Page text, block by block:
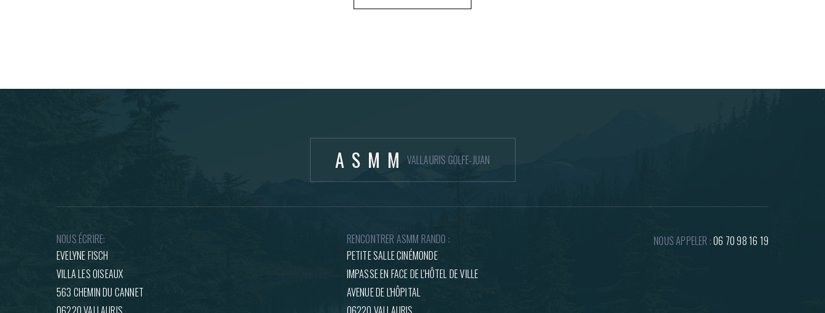
ASMM VALLAURIS GOLFE-JUAN
NOUS ÉCRIRE:
EVELYNE FISCH
VILLA LES OISEAUX
563 CHEMIN DU CANNET
RENCONTRER ASMM RANDO :
PETITE SALLE CINÉMONDE
IMPASSE EN FACE DE L'HÔTEL DE VILLE
AVENUE DE L'HÔPITAL
NOUS APPELER :06 70 98 16 19